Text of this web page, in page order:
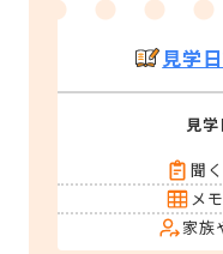
見学
見
聞
メ
家族